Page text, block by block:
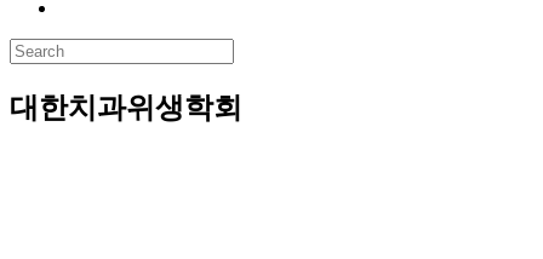
대한치과위생학회